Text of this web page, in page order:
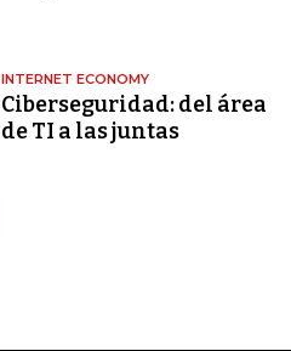
INTERNET ECONOMY
Ciberseguridad: del área
de TI a las juntas